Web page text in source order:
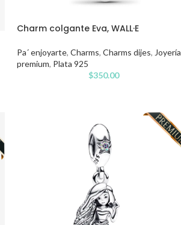
Charm colgante Eva, WALL·E
Pa´ enjoyarte, Charms, Charms dijes, Joyería
premium, Plata 925
$350.00